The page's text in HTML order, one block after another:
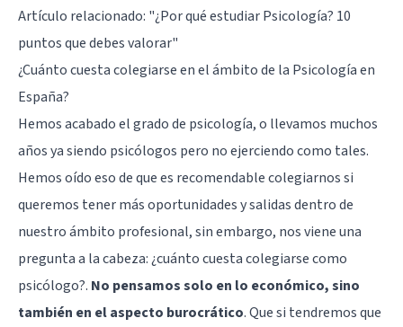
Artículo relacionado: "¿Por qué estudiar Psicología? 10
puntos que debes valorar"
¿Cuánto cuesta colegiarse en el ámbito de la Psicología en
España?
Hemos acabado el grado de psicología, o llevamos muchos
años ya siendo psicólogos pero no ejerciendo como tales.
Hemos oído eso de que es recomendable colegiarnos si
queremos tener más oportunidades y salidas dentro de
nuestro ámbito profesional, sin embargo, nos viene una
pregunta a la cabeza: ¿cuánto cuesta colegiarse como
psicólogo?. No pensamos solo en lo económico, sino
también en el aspecto burocrático. Que si tendremos que